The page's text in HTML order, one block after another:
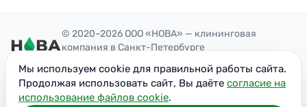
© 2020–2026 ООО «НОВА» — клининговая
компания в Санкт-Петербурге
ОГРН: 1207700300851
ИНН: 7716949113
Мы используем cookie для правильной работы сайта.
Продолжая использовать сайт, Вы даёте согласие на
использование файлов cookie.